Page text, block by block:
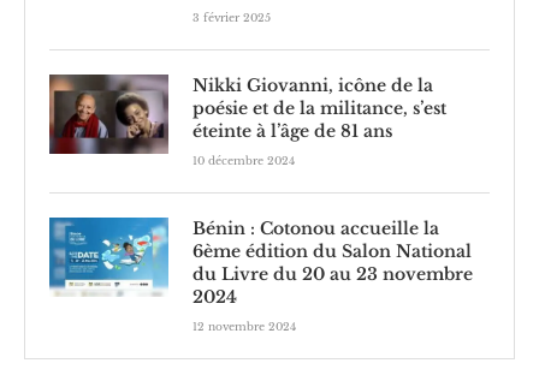
3 février 2025
Nikki Giovanni, icône de la
poésie et de la militance, s’est
éteinte à l’âge de 81 ans
10 décembre 2024
Bénin : Cotonou accueille la
6ème édition du Salon National
du Livre du 20 au 23 novembre
2024
12 novembre 2024